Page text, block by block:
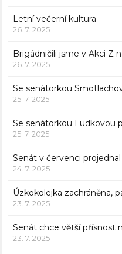
Letní večerní kultura
26. 7. 2025
Brigádničili jsme v Akci Z
26. 7. 2025
Se senátorkou
25. 7. 2025
Se senátorkou Ludkovou
25. 7. 2025
Senát v červenci
24. 7. 2025
Úzkokolejka zachráněna,
23. 7. 2025
Senát chce větší přísnost
23. 7. 2025